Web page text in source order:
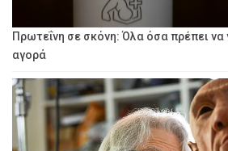
Πρωτεΐνη σε σκόνη: Όλα όσα πρέπει να
αγορά